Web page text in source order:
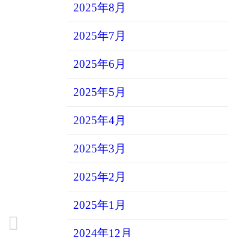
2025年8月
2025年7月
2025年6月
2025年5月
2025年4月
2025年3月
2025年2月
2025年1月
2024年12月